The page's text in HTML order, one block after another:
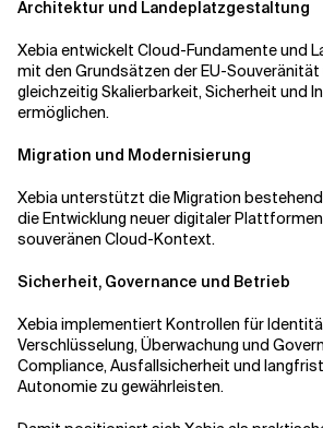
Architektur und Landeplatzgestaltung
Xebia entwickelt Cloud-Fundamente und
mit den Grundsätzen der EU-
gleichzeitig Skalierbarkeit, Sicherheit und
ermöglichen.
Migration und Modernisierung
Xebia unterstützt die Migration
die Entwicklung neuer digitaler
souveränen Cloud-Kontext.
Sicherheit, Governance und Betrieb
Xebia implementiert Kontrollen für
Verschlüsselung, Überwachung und
Compliance, Ausfallsicherheit und
Autonomie zu gewährleisten.